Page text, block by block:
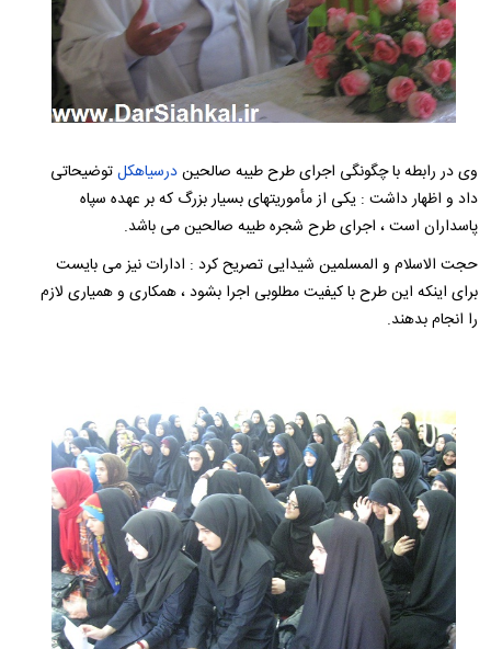
وی در رابطه با چگونگی اجرای طرح طیبه صالحیندرسیاهکلتوضیحاتی
داد و اظهار داشت : یکی از مأموریتهای بسیار بزرگ که بر عهده سپاه
پاسداران است ، اجرای طرح شجره طیبه صالحین می باشد.
حجت الاسلام و المسلمین شیدایی تصریح کرد : ادارات نیز می بایست
برای اینکه این طرح با کیفیت مطلوبی اجرا بشود ، همکاری و همیاری لازم
را انجام بدهند.